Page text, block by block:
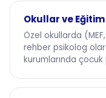
Okullar ve
Özel okullarda
rehber psikolog
kurumlarında